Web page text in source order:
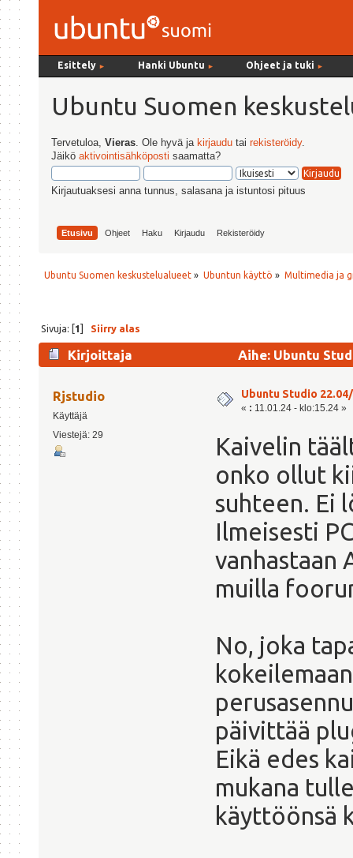
Esittely ► Hanki Ubuntu ► Ohjeet ja tuki ►
Ubuntu Suomen
Tervetuloa,Vieras . Ole hyvä ja kirjaudu tairekisteröidy.
Jäiköaktivointisähköposti saamatta?
Kirjautuaksesi anna tunnus, salasana ja istuntosi pituus
Etusivu Ohjeet Haku Kirjaudu Rekisteröidy
Ubuntu Suomen keskustelualueet » Ubuntun käyttö » Multimedia ja
Sivuja: [1] Siirry alas
Kirjoittaja Aihe: Ubuntu
Rjstudio
Käyttäjä
Viestejä: 29
Ubuntu Studio
« : 11.01.24 - klo:15.24 »
Kaivelin
onko ollut
suhteen. Ei
Ilmeisesti
muilla
No, joka
päivittää
Eikä edes
mukana
käyttöönsä